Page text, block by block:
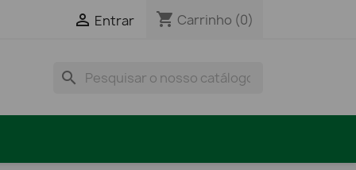
 Entrar shopping_cart Carrinho (0)
search